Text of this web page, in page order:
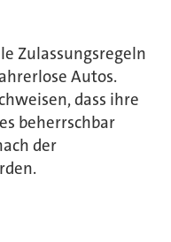
Zulassungsregeln
Autos.
dass ihre
beherrschbar
der